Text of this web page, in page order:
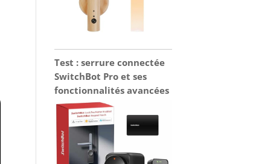
Test : serrure connectée
SwitchBot Pro et ses
fonctionnalités avancées